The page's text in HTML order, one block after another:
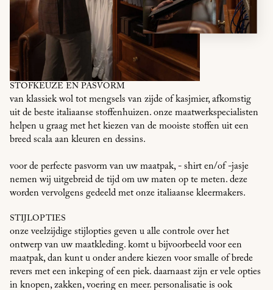
STOFKEUZE EN PASVORM
van klassiek wol tot mengsels van zijde of kasjmier, afkomstig
uit de beste italiaanse stoffenhuizen. onze maatwerkspecialisten
helpen u graag met het kiezen van de mooiste stoffen uit een
breed scala aan kleuren en dessins.
voor de perfecte pasvorm van uw maatpak, - shirt en/of -jasje
nemen wij uitgebreid de tijd om uw maten op te meten. deze
worden vervolgens gedeeld met onze italiaanse kleermakers.
STIJLOPTIES
onze veelzijdige stijlopties geven u alle controle over het
ontwerp van uw maatkleding. komt u bijvoorbeeld voor een
maatpak, dan kunt u onder andere kiezen voor smalle of brede
revers met een inkeping of een piek. daarnaast zijn er vele opties
in knopen, zakken, voering en meer. personalisatie is ook